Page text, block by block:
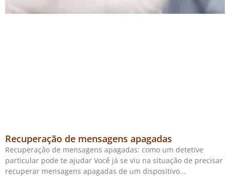
Recuperação de mensagens apagadas
Recuperação de mensagens apagadas: como um detetive
particular pode te ajudar Você já se viu na situação de precisar
recuperar mensagens apagadas de um dispositivo